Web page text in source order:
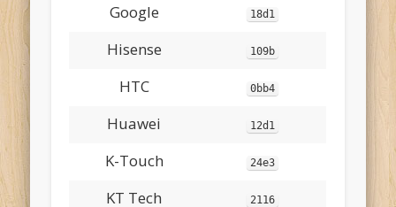
Google 18d1
Hisense 109b
HTC 0bb4
Huawei 12d1
K-Touch 24e3
KT Tech 2116